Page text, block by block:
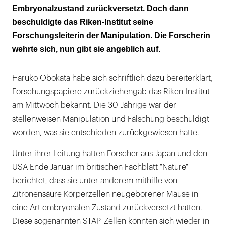
Embryonalzustand zurückversetzt. Doch dann
beschuldigte das Riken-Institut seine
Forschungsleiterin der Manipulation. Die Forscherin
wehrte sich, nun gibt sie angeblich auf.
Haruko Obokata habe sich schriftlich dazu bereiterklärt,
Forschungspapiere zurückziehengab das Riken-Institut
am Mittwoch bekannt. Die 30-Jährige war der
stellenweisen Manipulation und Fälschung beschuldigt
worden, was sie entschieden zurückgewiesen hatte.
Unter ihrer Leitung hatten Forscher aus Japan und den
USA Ende Januar im britischen Fachblatt "Nature"
berichtet, dass sie unter anderem mithilfe von
Zitronensäure Körperzellen neugeborener Mäuse in
eine Art embryonalen Zustand zurückversetzt hatten.
Diese sogenannten STAP-Zellen könnten sich wieder in